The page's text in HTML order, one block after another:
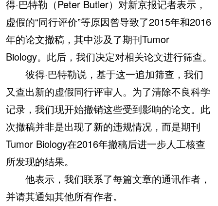
得·巴特勒（Peter Butler）对新京报记者表示，
虚假的“同行评价”等原因曾导致了2015年和2016
年的论文撤稿，其中涉及了期刊Tumor
Biology。此后，我们决定对相关论文进行筛查。
彼得·巴特勒说，基于这一追加筛查，我们
又查出新的虚假同行评审人。为了清除不良科学
记录，我们现开始撤销这些受到影响的论文。此
次撤稿并非是出现了新的违规情况，而是期刊
Tumor Biology在2016年撤稿后进一步人工核查
所发现的结果。
他表示，我们联系了每篇文章的通讯作者，
并请其通知其他所有作者。